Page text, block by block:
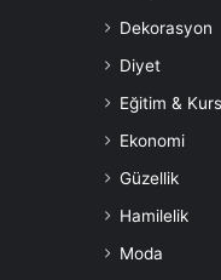
Dekorasyon
Diyet
Eğitim & Kurs
Ekonomi
Güzellik
Hamilelik
Moda